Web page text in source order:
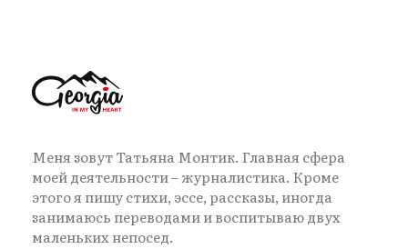
Меня зовут Татьяна Монтик. Главная сфера
моей деятельности – журналистика. Кроме
этого я пишу стихи, эссе, рассказы, иногда
занимаюсь переводами и воспитываю двух
маленьких непосед.